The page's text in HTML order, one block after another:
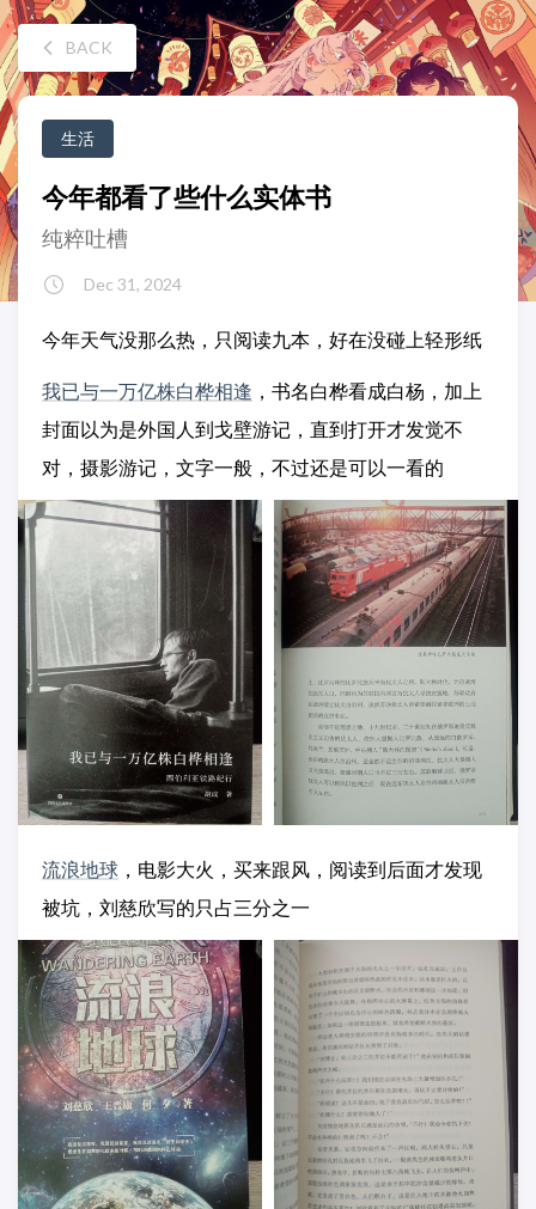
BACK
生活
今年都看了些什么实体书
纯粹吐槽
Dec 31, 2024
今年天气没那么热，只阅读九本，好在没碰上轻形纸
我已与一万亿株白桦相逢 ，书名白桦看成白杨，加上
封面以为是外国人到戈壁游记，直到打开才发觉不
对，摄影游记，文字一般，不过还是可以一看的
流浪地球 ，电影大火，买来跟风，阅读到后面才发现
被坑，刘慈欣写的只占三分之一